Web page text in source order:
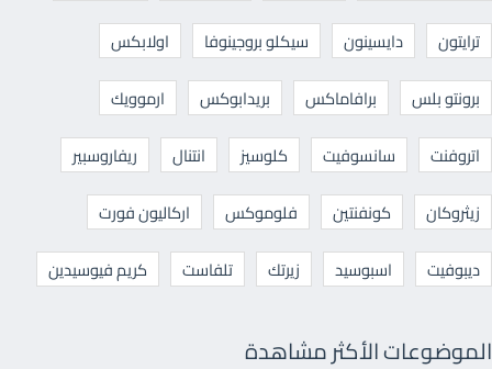
ترايتون
دايسينون سيكلو بروجينوفا
اولابكس
برونتو بلس
برافاماكس بريدابوكس
ارموويك
اتروفنت
سانسوفيت كلوسيز انتنال
ريفاروسبير
زيثروكان
كونفنتين فلوموكس
اركاليون فورت
ديبوفيت
اسبوسيد زيرتك تلفاست كريم فيوسيدين
الموضوعات الأكثر مشاهدة